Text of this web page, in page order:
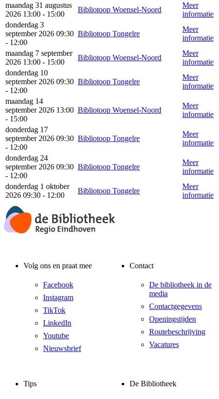
maandag 31 augustus
2026 13:00 - 15:00
Bibliotoop Woensel-Noord
Meer
informatie
donderdag 3
september 2026 09:30
- 12:00
Bibliotoop Tongelre
Meer
informatie
maandag 7 september
2026 13:00 - 15:00
Bibliotoop Woensel-Noord
Meer
informatie
donderdag 10
september 2026 09:30
- 12:00
Bibliotoop Tongelre
Meer
informatie
maandag 14
september 2026 13:00
- 15:00
Bibliotoop Woensel-Noord
Meer
informatie
donderdag 17
september 2026 09:30
- 12:00
Bibliotoop Tongelre
Meer
informatie
donderdag 24
september 2026 09:30
- 12:00
Bibliotoop Tongelre
Meer
informatie
donderdag 1 oktober
2026 09:30 - 12:00
Bibliotoop Tongelre
Meer
informatie
Volg ons en praat mee
Facebook
Instagram
TikTok
LinkedIn
Youtube
Nieuwsbrief
Contact
De bibliotheek in de
media
Contactgegevens
Openingstijden
Routebeschrijving
Vacatures
Tips De Bibliotheek